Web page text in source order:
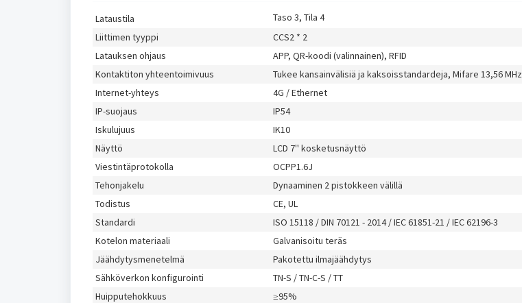
Lataustila
Taso 3, Tila 4
Liittimen tyyppi
CCS2 * 2
Latauksen ohjaus
APP, QR-koodi (valinnainen), RFID
Kontaktiton yhteentoimivuus
Tukee kansainvälisiä ja kaksoisstandardeja, Mifare 13,56 MHz
Internet-yhteys
4G / Ethernet
IP-suojaus
IP54
Iskulujuus
IK10
Näyttö
LCD 7'' kosketusnäyttö
Viestintäprotokolla
OCPP1.6J
Tehonjakelu
Dynaaminen 2 pistokkeen välillä
Todistus
CE, UL
Standardi
ISO 15118 / DIN 70121 - 2014 /IEC 61851-21 / IEC 62196-3
Kotelon materiaali
Galvanisoitu teräs
Jäähdytysmenetelmä
Pakotettu ilmajäähdytys
Sähköverkon konfigurointi
TN-S / TN-C-S / TT
Huipputehokkuus
≥95%